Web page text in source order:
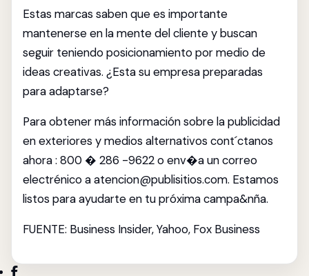
Estas marcas saben que es importante
mantenerse en la mente del cliente y buscan
seguir teniendo posicionamiento por medio de
ideas creativas. ¿Esta su empresa preparadas
para adaptarse?
Para obtener más información sobre la publicidad
en exteriores y medios alternativos cont´ctanos
ahora : 800 � 286 -9622 o env�a un correo
electrénico a atencion@publisitios.com. Estamos
listos para ayudarte en tu próxima campa&nña.
FUENTE: Business Insider, Yahoo, Fox Business